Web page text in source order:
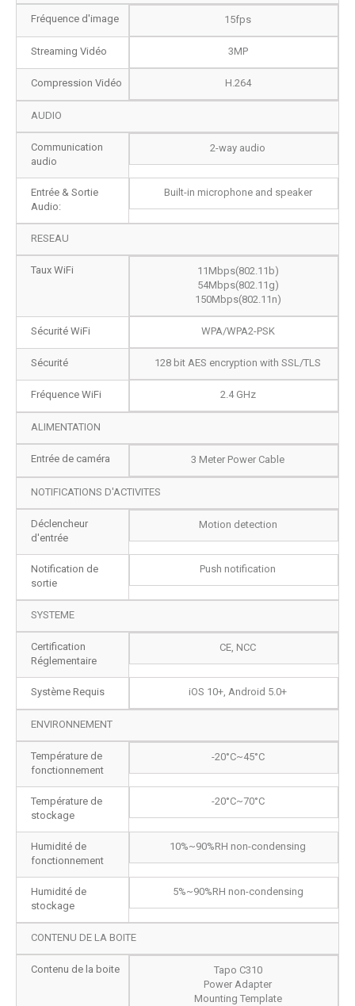
Fréquence d'image 15fps
Streaming Vidéo 3MP
Compression Vidéo H.264
AUDIO
Communication
audio
2-way audio
Entrée & Sortie
Audio:
Built-in microphone and speaker
RESEAU
Taux WiFi
11Mbps(802.11b)
54Mbps(802.11g)
150Mbps(802.11n)
Sécurité WiFi WPA/WPA2-PSK
Sécurité 128 bit AES encryption with SSL/TLS
Fréquence WiFi 2.4 GHz
ALIMENTATION
Entrée de caméra 3 Meter Power Cable
NOTIFICATIONS D'ACTIVITES
Déclencheur
d'entrée
Motion detection
Notification de
sortie
Push notification
SYSTEME
Certification
Réglementaire
CE, NCC
Système Requis iOS 10+, Android 5.0+
ENVIRONNEMENT
Température de
fonctionnement
-20°C~45°C
Température de
stockage
-20°C~70°C
Humidité de
fonctionnement
10%~90%RH non-condensing
Humidité de
stockage
5%~90%RH non-condensing
CONTENU DE LA BOITE
Contenu de la boite
Tapo C310
Power Adapter
Mounting Template